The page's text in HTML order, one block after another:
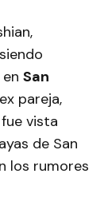
San
pareja,
vista
de San
los rumores